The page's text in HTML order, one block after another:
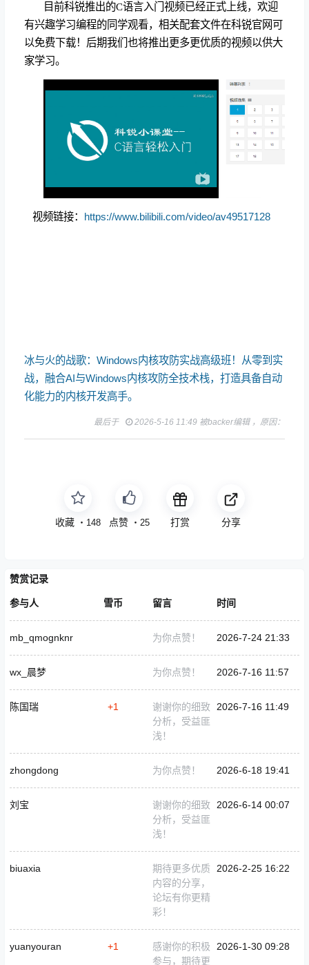
目前科锐推出的C语言入门视频已经正式上线，欢迎
有兴趣学习编程的同学观看，相关配套文件在科锐官网可
以免费下载！后期我们也将推出更多更优质的视频以供大
家学习。
视频链接： https://www.bilibili.com/video/av49517128
冰与火的战歌：Windows内核攻防实战高级班！从零到实
战，融合AI与Windows内核攻防全技术栈，打造具备自动
化能力的内核开发高手。
最后于 2026-5-16 11:49 被backer编辑 ，原因：
收藏 ・ 148 免费 ・ 25 打赏 分享
赞赏记录
参与人 雪币 留言 时间
mb_qmognknr 为你点赞！ 2026-7-24 21:33
wx_晨梦 为你点赞！ 2026-7-16 11:57
陈国瑞 +1
谢谢你的细致
分析，受益匪
浅！
2026-7-16 11:49
zhongdong 为你点赞！ 2026-6-18 19:41
刘宝
谢谢你的细致
分析，受益匪
浅！
2026-6-14 00:07
biuaxia
期待更多优质
内容的分享，
论坛有你更精
彩！
2026-2-25 16:22
yuanyouran +1
感谢你的积极
参与，期待更
2026-1-30 09:28